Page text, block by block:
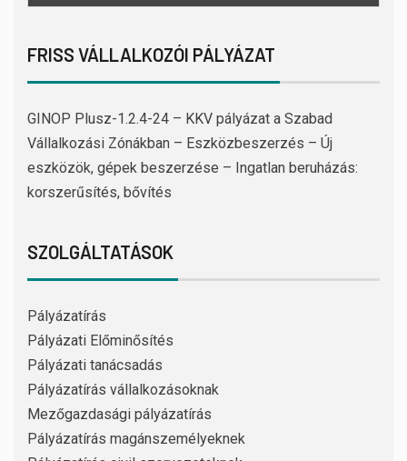
FRISS VÁLLALKOZÓI PÁLYÁZAT
GINOP Plusz-1.2.4-24 – KKV pályázat a Szabad
Vállalkozási Zónákban – Eszközbeszerzés – Új
eszközök, gépek beszerzése – Ingatlan beruházás:
korszerűsítés, bővítés
SZOLGÁLTATÁSOK
Pályázatírás
Pályázati Előminősítés
Pályázati tanácsadás
Pályázatírás vállalkozásoknak
Mezőgazdasági pályázatírás
Pályázatírás magánszemélyeknek